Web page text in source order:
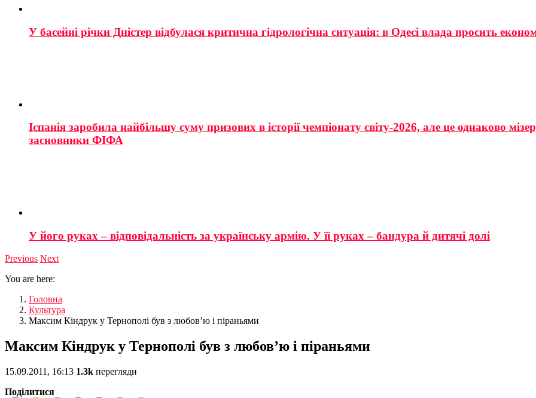
У басейні річки Дністер відбулася критична гідрологічна ситуація: в Одесі влада просить
Іспанія заробила найбільшу суму призових в історії чемпіонату світу-2026, але це однаково
засновники ФІФА
У його руках – відповідальність за українську армію. У її руках – бандура й дитячі долі
Previous Next
You are here:
Головна
Культура
Максим Кіндрук у Тернополі був з любов’ю і піраньями
Максим Кіндрук у Тернополі був з любов’ю і піраньями
15.09.2011, 16:13 1.3k перегляди
Поділитися